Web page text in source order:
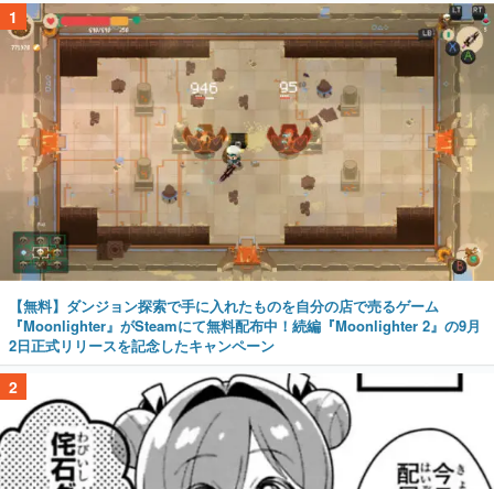
1
【無料】ダンジョン探索で手に入れたものを自分の店で売るゲーム
『Moonlighter』がSteamにて無料配布中！続編『Moonlighter 2』の9月
2日正式リリースを記念したキャンペーン
2